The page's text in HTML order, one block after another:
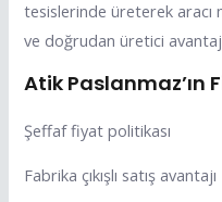
tesislerinde üreterek aracı
ve doğrudan üretici
Atik Paslanmaz’ın
Şeffaf fiyat politikası
Fabrika çıkışlı satış avantajı